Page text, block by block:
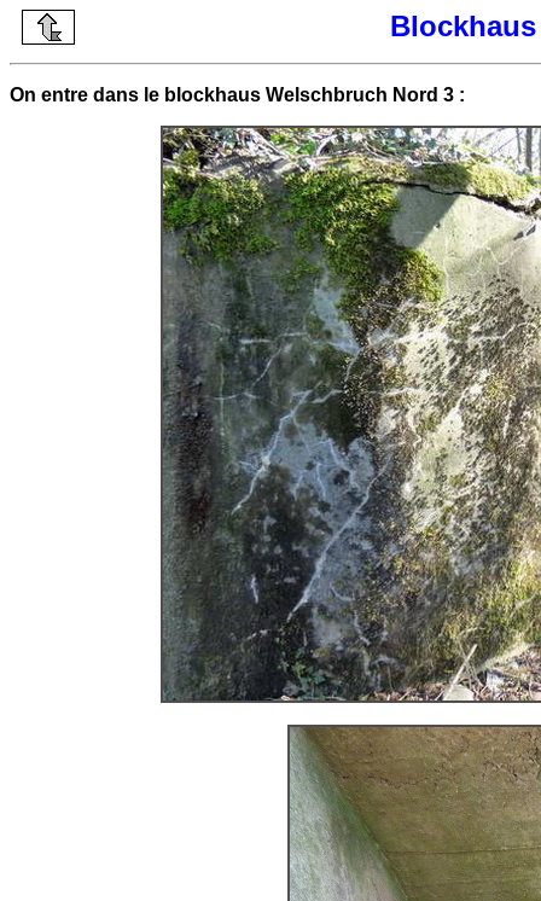
On entre dans le blockhaus Welschbruch Nord 3 :